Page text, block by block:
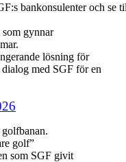
bankonsulenter och se
gynnar
lösning för
med SGF för en
golf”
som SGF givit